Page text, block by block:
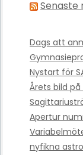
Senaste
Dags att
Nystart för
Årets bild
Apertur
nyfikna